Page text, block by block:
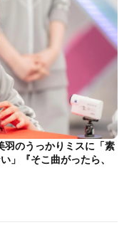
羽のうっかりミスに「素
」『そこ曲がったら、